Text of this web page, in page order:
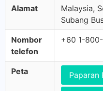
Alamat
Malaysia,
Subang
Nombor
telefon
+60 1-
Peta Paparan